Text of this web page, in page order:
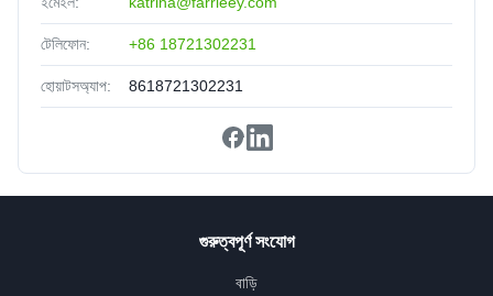
টেলিফোন: +86 18721302231
হোয়াটসঅ্যাপ: 8618721302231
গুরুত্বপূর্ণ সংযোগ
বাড়ি